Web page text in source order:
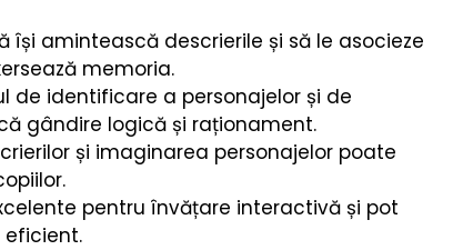
își amintească descrierile și să le asocieze
memoria.
de identificare a personajelor și de
gândire logică și raționament.
și imaginarea personajelor poate
pentru învățare interactivă și pot